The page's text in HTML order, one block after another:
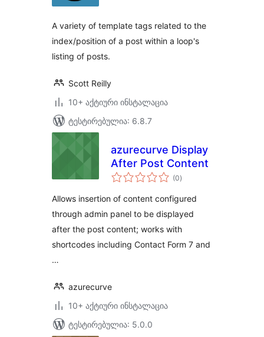
A variety of template tags related to the
index/position of a post within a loop's
listing of posts.
Scott Reilly
10+ აქტიური ინსტალაცია
ტესტირებულია: 6.8.7
azurecurve Display
After Post Content
(0საერთო
რეიტინგი
)
Allows insertion of content configured
through admin panel to be displayed
after the post content; works with
shortcodes including Contact Form 7 and
…
azurecurve
10+ აქტიური ინსტალაცია
ტესტირებულია: 5.0.0